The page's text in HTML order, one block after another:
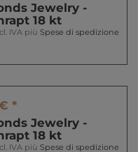
Jewelry -
18 kt
IVA più Spese di spedizione
*
Jewelry -
18 kt
IVA più Spese di spedizione